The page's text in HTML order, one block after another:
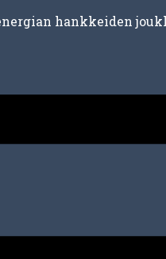
hankkeiden